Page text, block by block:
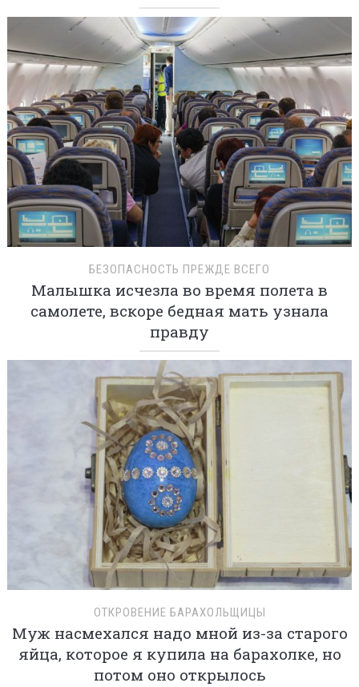
БЕЗОПАСНОСТЬ ПРЕЖДЕ ВСЕГО
Малышка исчезла во время полета в
самолете, вскоре бедная мать узнала
правду
ОТКРОВЕНИЕ БАРАХОЛЬЩИЦЫ
Муж насмехался надо мной из-за старого
яйца, которое я купила на барахолке, но
потом оно открылось